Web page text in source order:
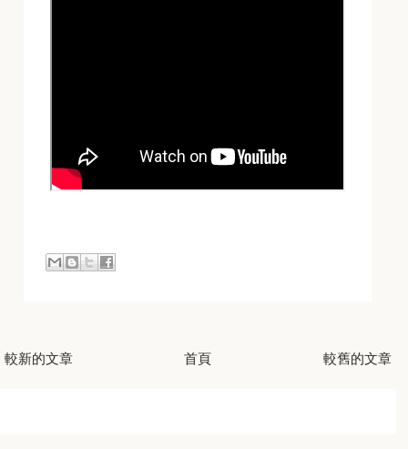
較新的文章 較舊的文章
首頁